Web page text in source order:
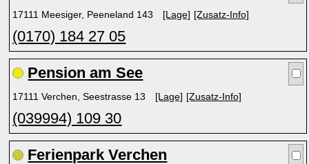
17111 Meesiger, Peeneland 143 [Lage] [Zusatz-Info]
(0170) 184 27 05
Pension am See
17111 Verchen, Seestrasse 13 [Lage] [Zusatz-Info]
(039994) 109 30
Ferienpark Verchen